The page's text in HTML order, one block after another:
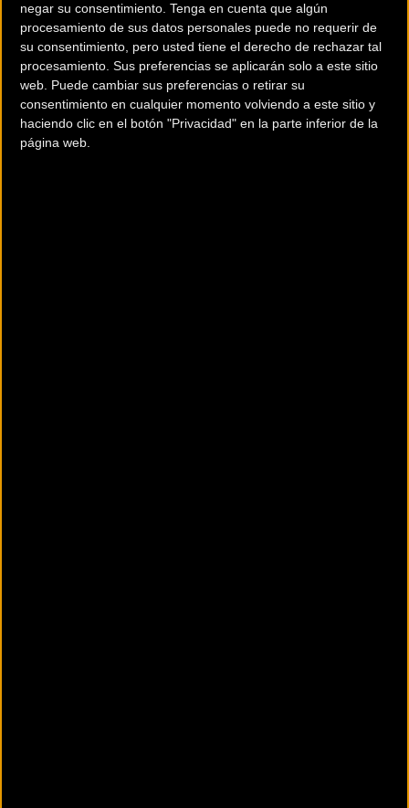
negar su consentimiento. Tenga en cuenta que algún
procesamiento de sus datos personales puede no requerir de
su consentimiento, pero usted tiene el derecho de rechazar tal
procesamiento. Sus preferencias se aplicarán solo a este sitio
web. Puede cambiar sus preferencias o retirar su
consentimiento en cualquier momento volviendo a este sitio y
haciendo clic en el botón "Privacidad" en la parte inferior de la
página web.
“La victoria ha sido un trabajo de todo el equipo Berria
Factory Team, para nosotros es muy importante ganar en
esta prueba tan importante. Me veía con fuerzas para
ganar y ha sido muy bonito vivirlo”, declaró el colombiano
Diego Alejandro Tamayo en meta, tras realizar el último
relevo de su equipo de forma decisiva.